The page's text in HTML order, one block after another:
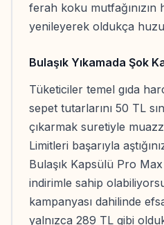
ferah koku mutfağınızın
yenileyerek oldukça
Bulaşık Yıkamada Şok
Tüketiciler temel gıda
sepet tutarlarını 50 TL
çıkarmak suretiyle
Limitleri başarıyla
Bulaşık Kapsülü Pro
indirimle sahip
kampanyası dahilinde
yalnızca 289 TL gibi